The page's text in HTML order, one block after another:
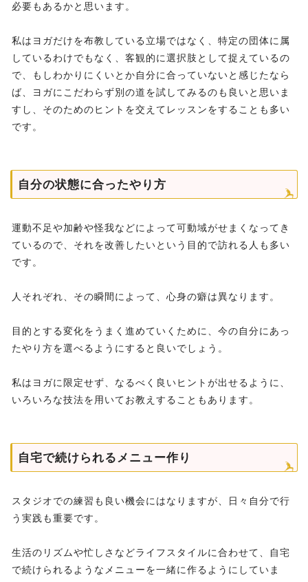
必要もあるかと思います。
私はヨガだけを布教している立場ではなく、特定の団体に属
しているわけでもなく、客観的に選択肢として捉えているの
で、もしわかりにくいとか自分に合っていないと感じたなら
ば、ヨガにこだわらず別の道を試してみるのも良いと思いま
すし、そのためのヒントを交えてレッスンをすることも多い
です。
自分の状態に合ったやり方
運動不足や加齢や怪我などによって可動域がせまくなってき
ているので、それを改善したいという目的で訪れる人も多い
です。
人それぞれ、その瞬間によって、心身の癖は異なります。
目的とする変化をうまく進めていくために、今の自分にあっ
たやり方を選べるようにすると良いでしょう。
私はヨガに限定せず、なるべく良いヒントが出せるように、
いろいろな技法を用いてお教えすることもあります。
自宅で続けられるメニュー作り
スタジオでの練習も良い機会にはなりますが、日々自分で行
う実践も重要です。
生活のリズムや忙しさなどライフスタイルに合わせて、自宅
で続けられるようなメニューを一緒に作るようにしていま